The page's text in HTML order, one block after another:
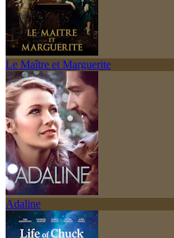
Le Maître et Marguerite
Adaline